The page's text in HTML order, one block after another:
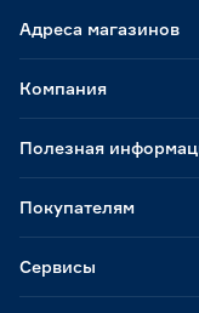
Адреса магазинов
Компания
Полезная
Покупателям
Сервисы